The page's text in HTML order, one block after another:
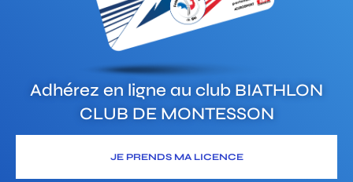
Adhérez en ligne au club BIATHLON
CLUB DE MONTESSON
JE PRENDS MA LICENCE